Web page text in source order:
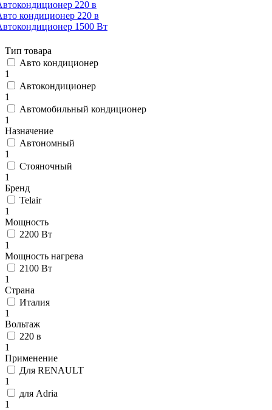
220 в
кондиционер 220 в
1500 Вт
Тип товара
Авто кондиционер
1
Автокондиционер
1
Автомобильный кондиционер
1
Назначение
Автономный
1
Стояночный
1
Бренд
Telair
1
Мощность
2200 Вт
1
Мощность нагрева
2100 Вт
1
Страна
Италия
1
Вольтаж
220 в
1
Применение
Для RENAULT
1
для Adria
1